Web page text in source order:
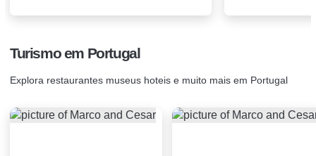
Turismo em Portugal
Explora restaurantes museus hoteis e muito mais em Portugal